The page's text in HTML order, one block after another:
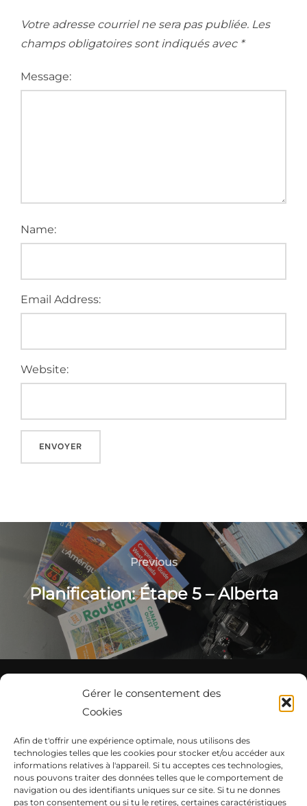
Gérer le consentement des
Cookies
Afin de t'offrir une expérience optimale, nous utilisons des
technologies telles que les cookies pour stocker et/ou accéder aux
informations relatives à l'appareil. Si tu acceptes ces technologies,
nous pouvons traiter des données telles que le comportement de
navigation ou des identifiants uniques sur ce site. Si tu ne donnes
pas ton consentement ou si tu le retires, certaines caractéristiques
Votre adresse courriel ne sera pas publiée. Les
champs obligatoires sont indiqués avec *
Message:
Name:
Email Address:
Website:
v
Navigation
l'article
Previous
Previous
Planification: Étape 5 – Alberta
Page d’accueil
Roadtrip #vanlife
A propos de nous